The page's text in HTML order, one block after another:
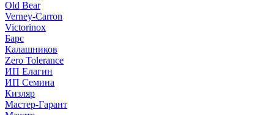
Old Bear
Verney-Carron
Victorinox
Барс
Калашников
Zero Tolerance
ИП Елагин
ИП Семина
Кизляр
Мастер-Гарант